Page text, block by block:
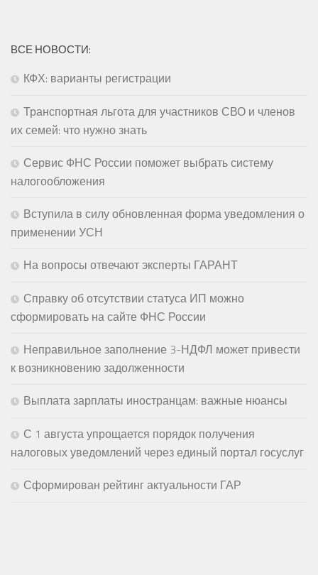
ВСЕ НОВОСТИ:
КФХ: варианты регистрации
Транспортная льгота для участников СВО и членов
их семей: что нужно знать
Сервис ФНС России поможет выбрать систему
налогообложения
Вступила в силу обновленная форма уведомления о
применении УСН
На вопросы отвечают эксперты ГАРАНТ
Справку об отсутствии статуса ИП можно
сформировать на сайте ФНС России
Неправильное заполнение 3-НДФЛ может привести
к возникновению задолженности
Выплата зарплаты иностранцам: важные нюансы
С 1 августа упрощается порядок получения
налоговых уведомлений через единый портал госуслуг
Сформирован рейтинг актуальности ГАР